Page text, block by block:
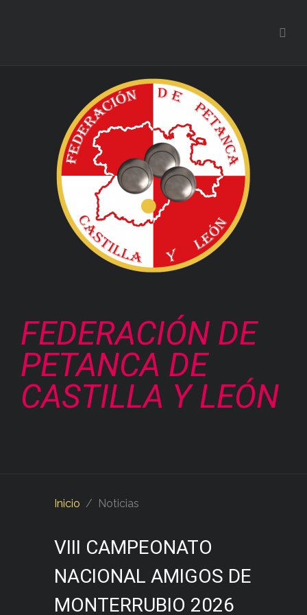
FEDERACIÓN DE
PETANCA DE
CASTILLA Y LEÓN
Inicio Noticias
VIII CAMPEONATO
NACIONAL AMIGOS DE
MONTERRUBIO 2026